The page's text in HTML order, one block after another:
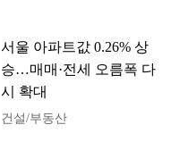
서울 아파트값 0.26% 상
승…매매·전세 오름폭 다
시 확대
건설/부동산